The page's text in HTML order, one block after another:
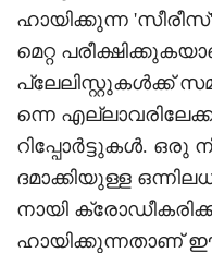
ഹായിക്കുന്ന 'സീരീസ്'
മെറ്റ
പ്ലേലിസ്റ്റുകൾക്ക്
ന്നെ
റിപ്പോർട്ടുകൾ.
ദമാക്കിയുള്ള
നായി
ഹായിക്കുന്നതാണ്